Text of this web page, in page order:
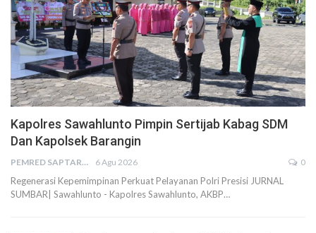
Kapolres Sawahlunto Pimpin Sertijab Kabag SDM
Dan Kapolsek Barangin
PEMRED SAPTARIUS 6 Agu 2026 0
Regenerasi Kepemimpinan Perkuat Pelayanan Polri Presisi JURNAL
SUMBAR| Sawahlunto - Kapolres Sawahlunto, AKBP…